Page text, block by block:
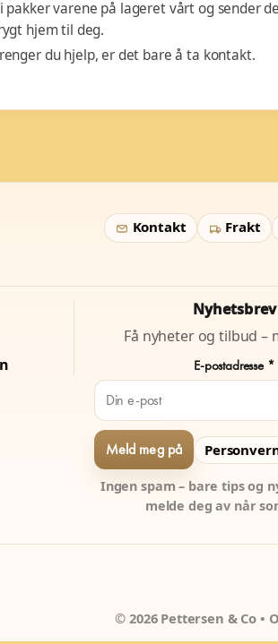
pakker varene på lageret vårt og sender
hjem til deg.
du hjelp, er det bare å ta kontakt.
Kontakt Frakt
Nyhetsbrev
Få nyheter og tilbud –
E-postadresse *
Ingen spam – bare tips og
melde deg av når
© 2026 Pettersen & Co •